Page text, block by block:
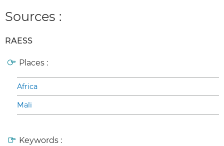
Sources :
RAESS
Places :
Africa
Mali
Keywords :